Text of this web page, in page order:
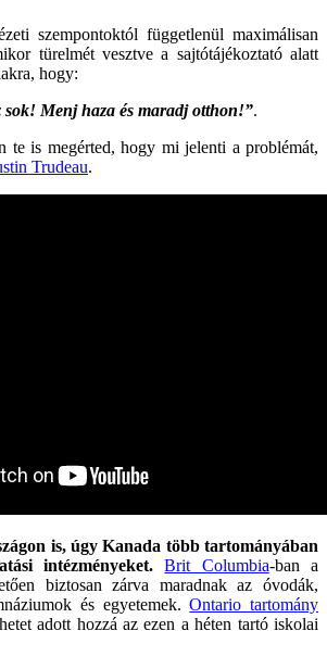
szempontoktól függetlenül maximálisan
türelmét vesztve a sajtótájékoztató alatt
hogy:
sok! Menj haza és maradj otthon!”.
te is megérted, hogy mi jelenti a problémát,
Trudeau.
is, úgy Kanada több tartományában
intézményeket.
Brit Columbia-ban a
biztosan zárva maradnak az óvodák,
és egyetemek.Ontario tartomány
adott hozzá az ezen a héten tartó iskolai